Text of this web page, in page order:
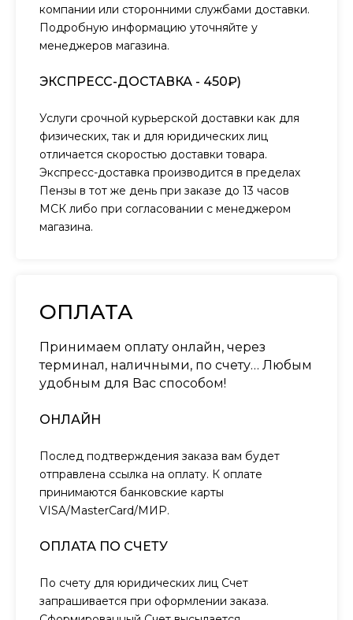
компании или сторонними службами доставки.
Подробную информацию уточняйте у
менеджеров магазина.
ЭКСПРЕСС-ДОСТАВКА - 450₽)
Услуги срочной курьерской доставки как для
физических, так и для юридических лиц
отличается скоростью доставки товара.
Экспресс-доставка производится в пределах
Пензы в тот же день при заказе до 13 часов
МСК либо при согласовании с менеджером
магазина.
ОПЛАТА
Принимаем оплату онлайн, через
терминал, наличными, по счету… Любым
удобным для Вас способом!
ОНЛАЙН
Послед подтверждения заказа вам будет
отправлена ссылка на оплату. К оплате
принимаются банковские карты
VISA/MasterCard/МИР.
ОПЛАТА ПО СЧЕТУ
По счету для юридических лиц Счет
запрашивается при оформлении заказа.